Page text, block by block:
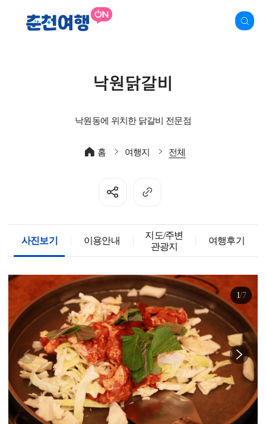
낙원닭갈비
낙원동에 위치한 닭갈비 전문점
홈 여행지 전체
사진보기 이용안내
지도/주변
관광지
여행후기
1/7